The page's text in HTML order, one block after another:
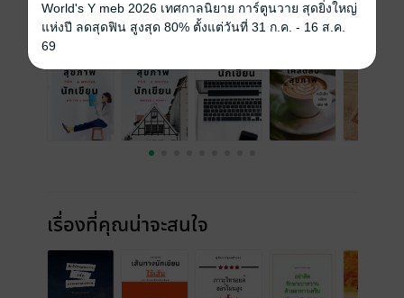
เล่มอื่นๆ ในซีรีส์ ดูทั้งหมด
เรื่องที่คุณน่าจะสนใจ
World's Y meb 2026 เทศกาลนิยาย การ์ตูนวาย สุดยิ่งใหญ่
แห่งปี ลดสุดฟิน สูงสุด 80% ตั้งแต่วันที่ 31 ก.ค. - 16 ส.ค.
69